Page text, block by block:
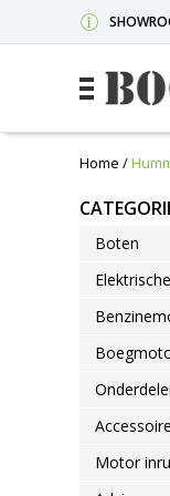
Home /
Boten
Motor